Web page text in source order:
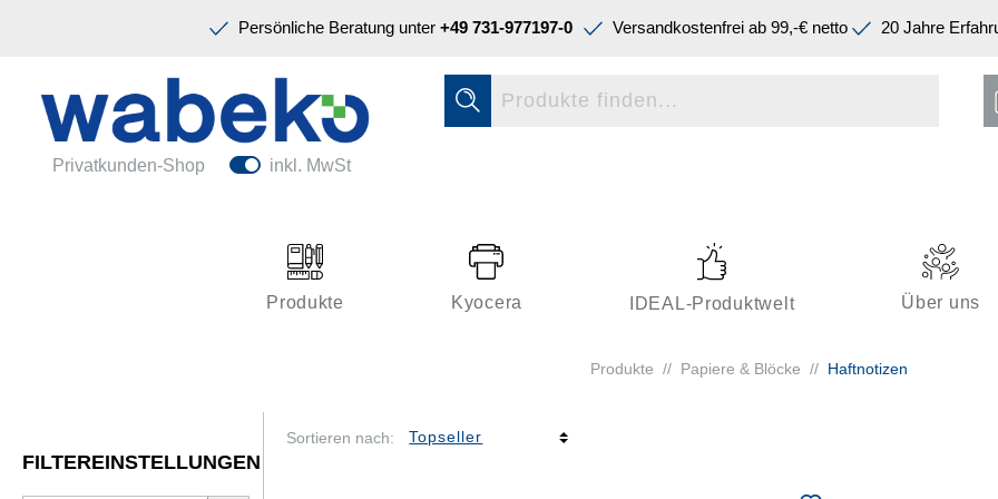
Persönliche Beratung unter +49 731-977197-0 Versandkostenfrei ab 99,-€ netto 20 Jahre
Privatkunden-Shop inkl. MwSt
Produkte Kyocera IDEAL-Produktwelt Über uns
Ordnen & Registrieren
Papiere & Blöcke
Büroeinrichtung
Kleben & Versenden
Schreiben & Korrigieren
Produkte // Papiere & Blöcke // Haftnotizen
FILTEREINSTELLUNGEN
Sortieren nach:
Schreiben & Korrigieren